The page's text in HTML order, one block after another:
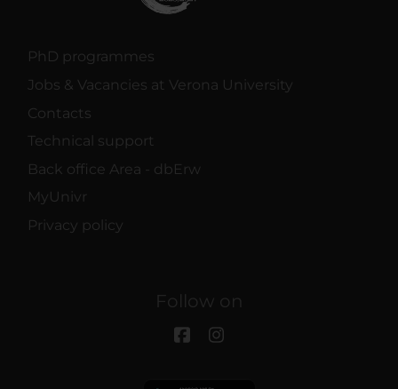
PhD programmes
Jobs & Vacancies at Verona University
Contacts
Technical support
Back office Area - dbErw
MyUnivr
Privacy policy
Follow on